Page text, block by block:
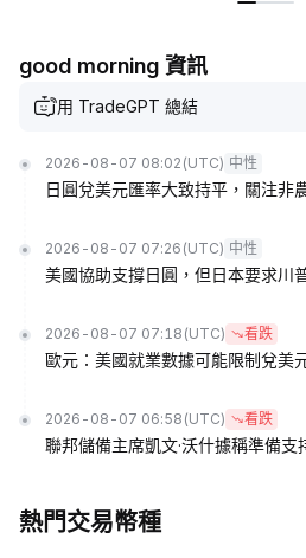
good morning 資訊
用 TradeGPT 總結
2026-08-07 08:02 (UTC) 中性
日圓兌美元匯率大致持平，關注非
2026-08-07 07:26 (UTC) 中性
美國協助支撐日圓，但日本要求川
2026-08-07 07:18 (UTC) 看跌
歐元：美國就業數據可能限制兌美
2026-08-07 06:58 (UTC) 看跌
聯邦儲備主席凱文·沃什據稱準備支
熱門交易幣種